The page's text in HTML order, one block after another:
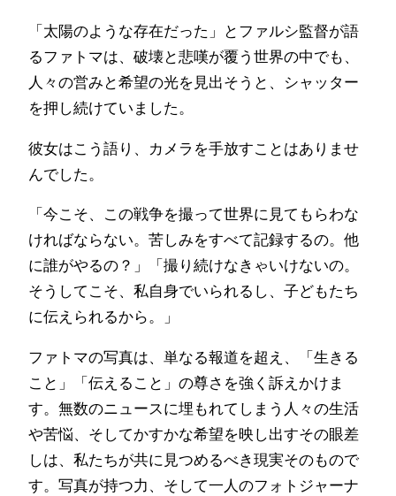
「太陽のような存在だった」とファルシ監督が語
るファトマは、破壊と悲嘆が覆う世界の中でも、
人々の営みと希望の光を見出そうと、シャッター
を押し続けていました。
彼女はこう語り、カメラを手放すことはありませ
んでした。
「今こそ、この戦争を撮って世界に見てもらわな
ければならない。苦しみをすべて記録するの。他
に誰がやるの？」「撮り続けなきゃいけないの。
そうしてこそ、私自身でいられるし、子どもたち
に伝えられるから。」
ファトマの写真は、単なる報道を超え、「生きる
こと」「伝えること」の尊さを強く訴えかけま
す。無数のニュースに埋もれてしまう人々の生活
や苦悩、そしてかすかな希望を映し出すその眼差
しは、私たちが共に見つめるべき現実そのもので
す。写真が持つ力、そして一人のフォトジャーナ